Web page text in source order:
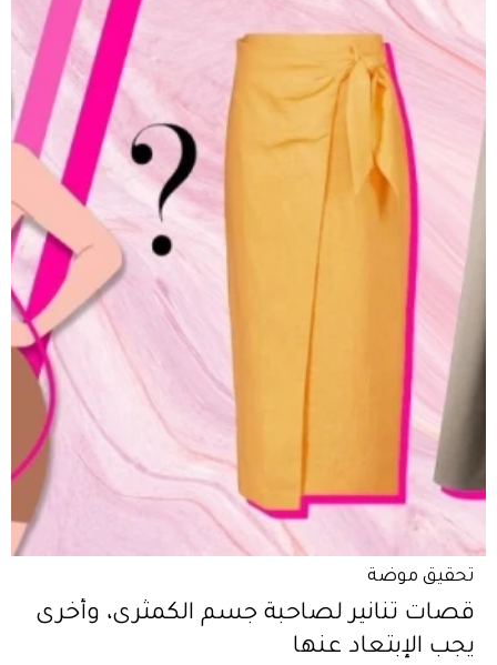
تحقيق موضة
قصات تنانير لصاحبة جسم الكمثرى، وأخرى
يجب الإبتعاد عنها